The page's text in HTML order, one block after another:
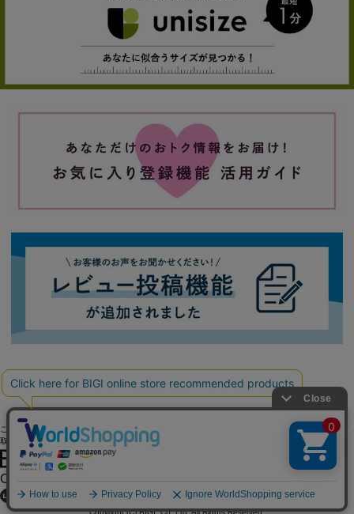
ご利用ガイド よくある質問 お問い合わせ 会社概要 個人情報保護方針
特定商
取引法に基づく表記
OFFICIAL SNS